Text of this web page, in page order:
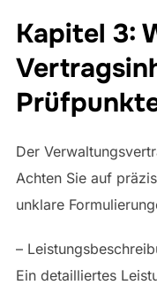
Kapitel 3:
Der
Achten Sie auf
unklare
–
Ein detailliertes